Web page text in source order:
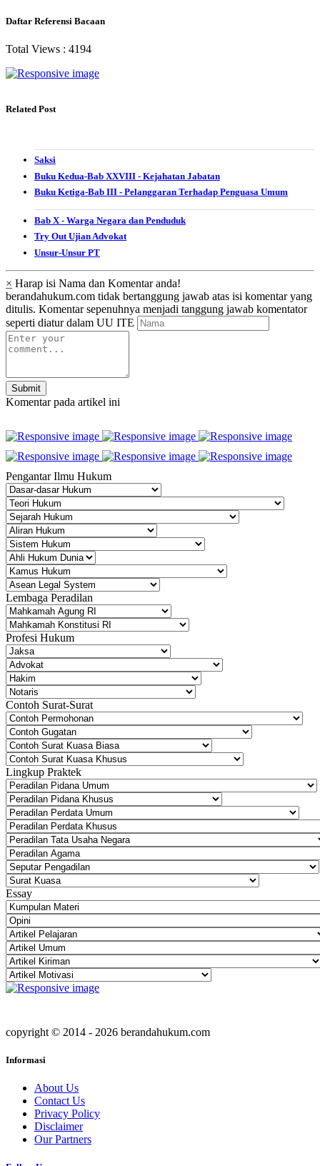
Daftar Referensi Bacaan
Total Views : 4194
Related Post
Saksi
Buku Kedua-Bab XXVIII - Kejahatan Jabatan
Buku Ketiga-Bab III - Pelanggaran Terhadap Penguasa Umum
Bab X - Warga Negara dan Penduduk
Try Out Ujian Advokat
Unsur-Unsur PT
× Harap isi Nama dan Komentar anda!
berandahukum.com tidak bertanggung jawab atas isi komentar yang
ditulis. Komentar sepenuhnya menjadi tanggung jawab komentator
seperti diatur dalam UU ITE
Submit
Komentar pada artikel ini
Pengantar Ilmu Hukum
Lembaga Peradilan
Profesi Hukum
Contoh Surat-Surat
Lingkup Praktek
Essay
copyright © 2014 - 2026 berandahukum.com
Informasi
About Us
Contact Us
Privacy Policy
Disclaimer
Our Partners